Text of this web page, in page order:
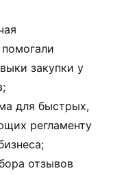
закупки у
для быстрых,
регламенту
отзывов